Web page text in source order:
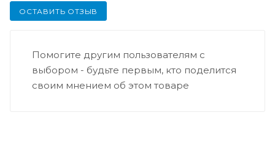
ОСТАВИТЬ ОТЗЫВ
Помогите другим пользователям с
выбором - будьте первым, кто поделится
своим мнением об этом товаре